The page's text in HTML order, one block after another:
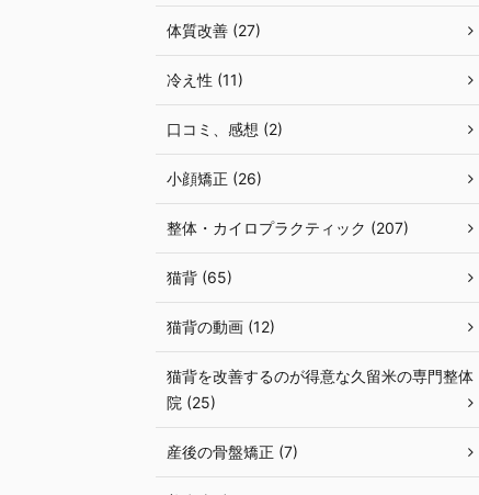
体質改善 (27)
冷え性 (11)
口コミ、感想 (2)
小顔矯正 (26)
整体・カイロプラクティック (207)
猫背 (65)
猫背の動画 (12)
猫背を改善するのが得意な久留米の専門整体
院 (25)
産後の骨盤矯正 (7)